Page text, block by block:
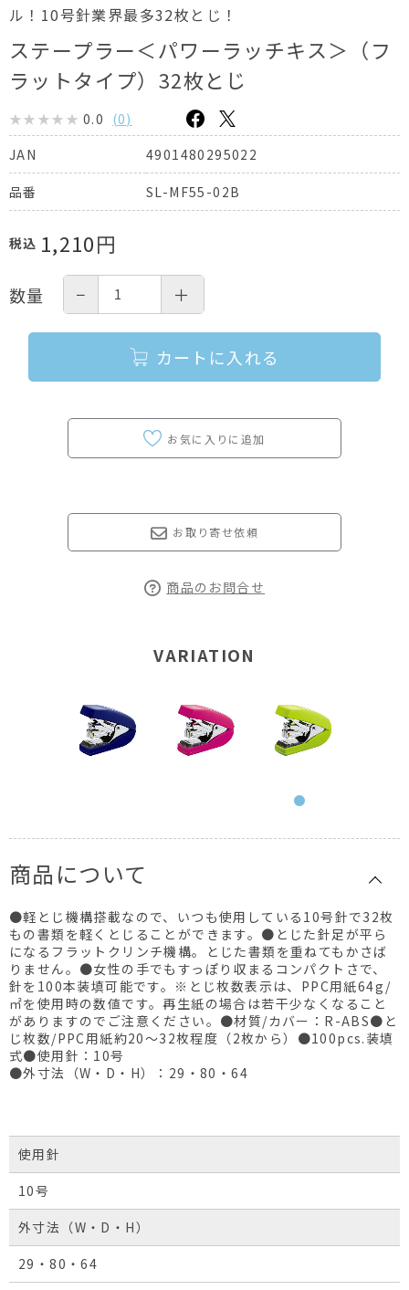
ル！10号針業界最多32枚とじ！
ステープラー＜パワーラッチキス＞（フ
ラットタイプ）32枚とじ
0.0 (0)
JAN
4901480295022
品番 SL-MF55-02B
税込 1,210円
数量 − ＋
カートに入れる
お取り寄せ依頼
商品のお問合せ
VARIATION
商品について
●軽とじ機構搭載なので、いつも使用している10号針で32枚
もの書類を軽くとじることができます。●とじた針足が平ら
になるフラットクリンチ機構。とじた書類を重ねてもかさば
りません。●女性の手でもすっぽり収まるコンパクトさで、
針を100本装填可能です。※とじ枚数表示は、PPC用紙64g/
㎡を使用時の数値です。再生紙の場合は若干少なくなること
がありますのでご注意ください。●材質/カバー：R-ABS●と
じ枚数/PPC用紙約20～32枚程度（2枚から）●100pcs.装填
式●使用針：10号
●外寸法（W・D・H）：29・80・64
使用針
10号
外寸法（W・D・H）
29・80・64